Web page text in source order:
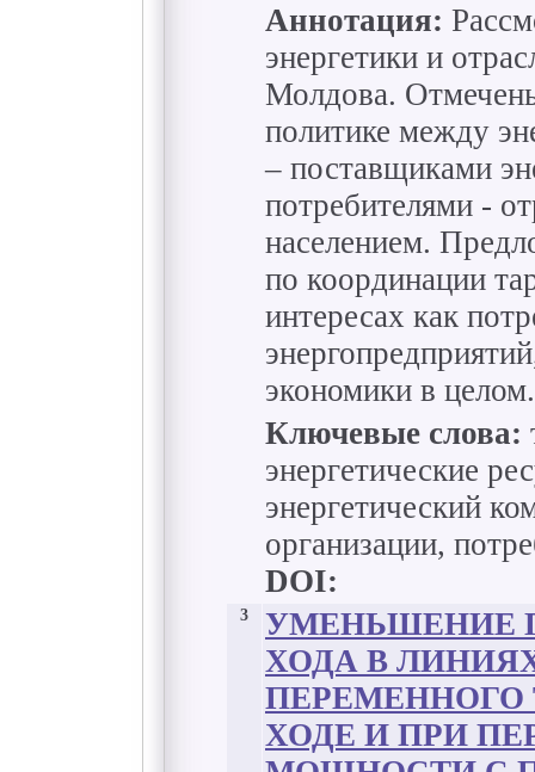
Аннотация:
энергетики и
Молдова.
политике между
– поставщиками
потребителями -
населением.
по координации
интересах как
экономики в целом.
Ключевые слова:
энергетические
энергетический
организации,
DOI:
3
УМЕНЬШЕНИЕ
ХОДА В
ПЕРЕМЕННОГО
ХОДЕ И ПРИ